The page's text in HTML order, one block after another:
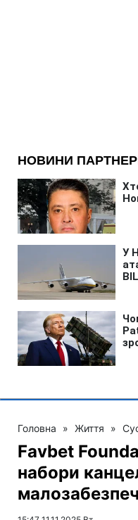
Головна » Життя »
Favbet
набори